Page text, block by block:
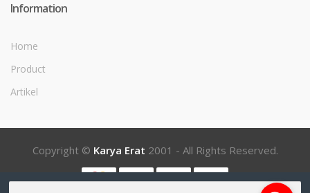
Information
Home
Product
Artikel
Copyright © Karya Erat 2001 - All Rights Reserved.
Pencarian